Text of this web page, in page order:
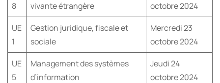
8
vivante étrangère
octobre 2024
UE
1
Gestion juridique, fiscale et
sociale
Mercredi 23
octobre 2024
UE
5
Management des systèmes
d’information
Jeudi 24
octobre 2024